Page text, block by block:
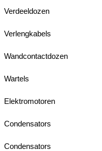
Verdeeldozen
Verlengkabels
Wandcontactdozen
Wartels
Elektromotoren
Condensators
Condensators